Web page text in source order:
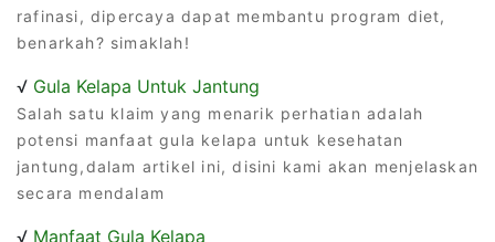
rafinasi, dipercaya dapat membantu program diet,
benarkah? simaklah!
√ Gula Kelapa Untuk Jantung
Salah satu klaim yang menarik perhatian adalah
potensi manfaat gula kelapa untuk kesehatan
jantung,dalam artikel ini, disini kami akan menjelaskan
secara mendalam
√ Manfaat Gula Kelapa